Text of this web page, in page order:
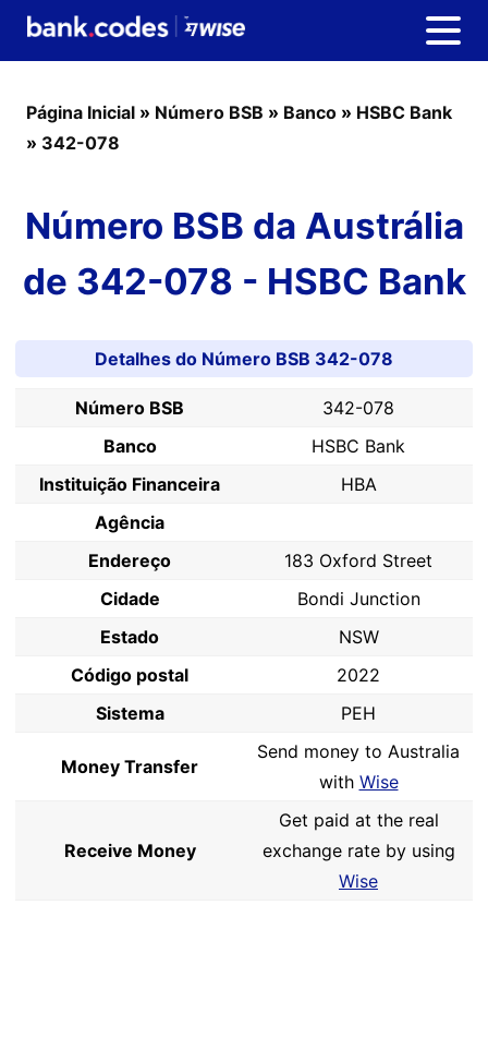
Página Inicial » Número BSB » Banco » HSBC Bank
» 342-078
Número BSB da Austrália
de 342-078 - HSBC Bank
Detalhes do Número BSB 342-078
Número BSB
342-078
Banco
HSBC Bank
Instituição Financeira
HBA
Agência
Endereço
183 Oxford Street
Cidade
Bondi Junction
Estado
NSW
Código postal
2022
Sistema
PEH
Money Transfer
Send money to Australia
with Wise
Receive Money
Get paid at the real
exchange rate by using
Wise